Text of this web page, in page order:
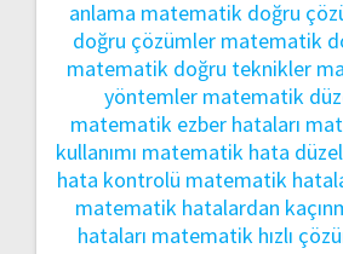
anlama matematik doğru
doğru çözümler matematik
matematik doğru teknikler
yöntemler matematik
matematik ezber hataları
kullanımı matematik hata
hata kontrolü matematik
matematik hatalardan
hataları matematik hızlı